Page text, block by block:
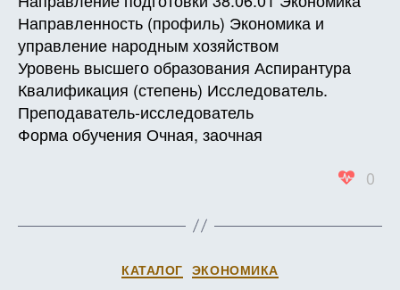
Направленность (профиль) Экономика и
управление народным хозяйством
Уровень высшего образования Аспирантура
Квалификация (степень) Исследователь.
Преподаватель-исследователь
Форма обучения Очная, заочная
0
Рубрики
КАТАЛОГ ЭКОНОМИКА